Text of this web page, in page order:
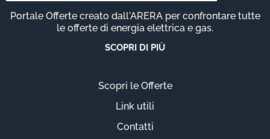
Portale Offerte creato dall'ARERA per confrontare tutte
le offerte di energia elettrica e gas.
SCOPRI DI PIÙ
Scopri le Offerte
Link utili
Contatti